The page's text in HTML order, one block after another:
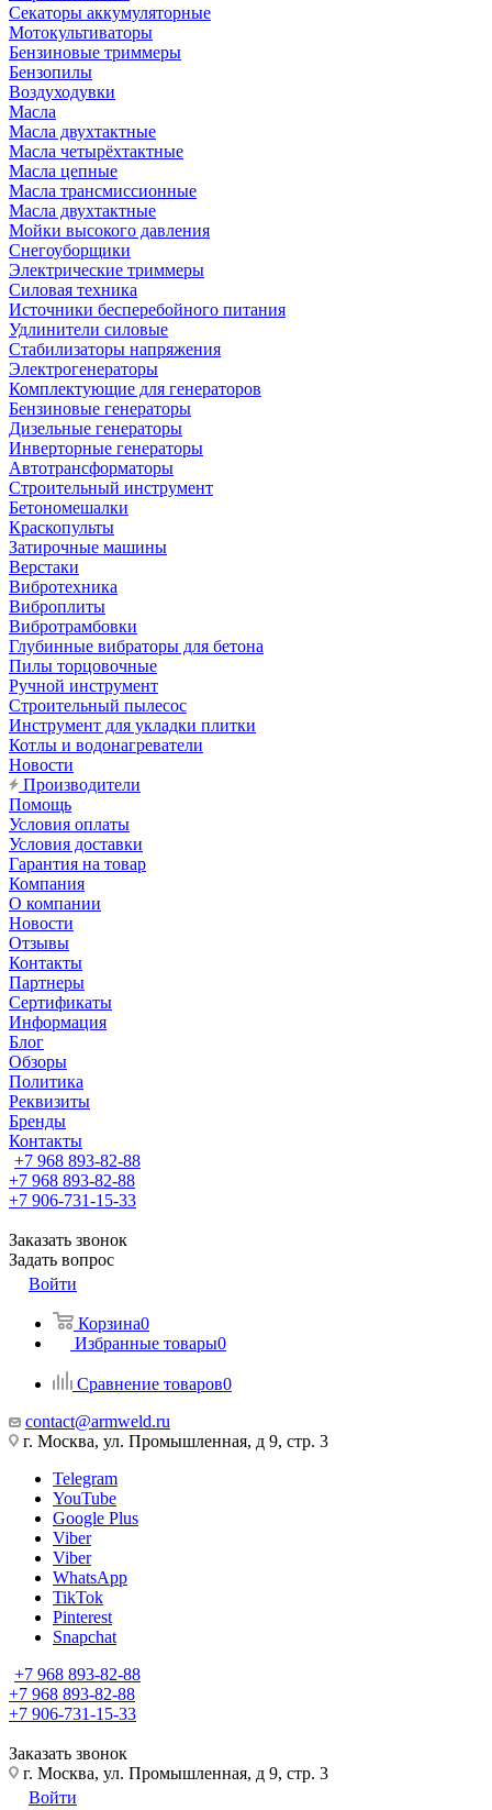
Секаторы аккумуляторные
Мотокультиваторы
Бензиновые триммеры
Бензопилы
Воздуходувки
Масла
Масла двухтактные
Масла четырёхтактные
Масла цепные
Масла трансмиссионные
Масла двухтактные
Мойки высокого давления
Снегоуборщики
Электрические триммеры
Силовая техника
Источники бесперебойного питания
Удлинители силовые
Стабилизаторы напряжения
Электрогенераторы
Комплектующие для генераторов
Бензиновые генераторы
Дизельные генераторы
Инверторные генераторы
Автотрансформаторы
Строительный инструмент
Бетономешалки
Краскопульты
Затирочные машины
Верстаки
Вибротехника
Виброплиты
Вибротрамбовки
Глубинные вибраторы для бетона
Пилы торцовочные
Ручной инструмент
Строительный пылесос
Инструмент для укладки плитки
Котлы и водонагреватели
Новости
Производители
Помощь
Условия оплаты
Условия доставки
Гарантия на товар
Компания
О компании
Новости
Отзывы
Контакты
Партнеры
Сертификаты
Информация
Блог
Обзоры
Политика
Реквизиты
Бренды
Контакты
+7 968 893-82-88
+7 968 893-82-88
+7 906-731-15-33
Заказать звонок
Задать вопрос
Войти
Корзина0
Избранные товары0
Сравнение товаров0
contact@armweld.ru
г. Москва, ул. Промышленная, д 9, стр. 3
Telegram
YouTube
Google Plus
Viber
Viber
WhatsApp
TikTok
Pinterest
Snapchat
+7 968 893-82-88
+7 968 893-82-88
+7 906-731-15-33
Заказать звонок
г. Москва, ул. Промышленная, д 9, стр. 3
Войти